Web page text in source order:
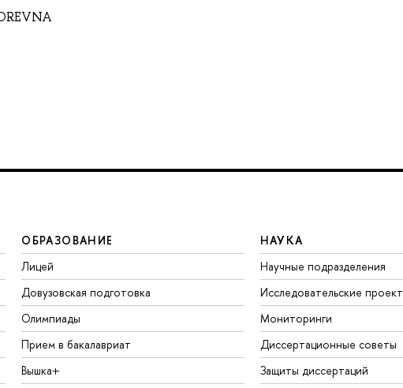
ОБРАЗОВАНИЕ
Лицей
Довузовская подготовка
Олимпиады
Прием в бакалавриат
Вышка+
НАУКА
Научные подразделения
Исследовательские
Мониторинги
Диссертационные советы
Защиты диссертаций